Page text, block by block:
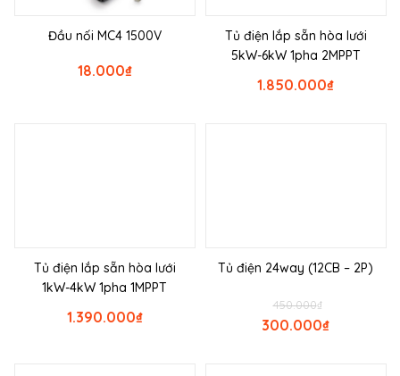
Đầu nối MC4 1500V
₫
18.000
Tủ điện lắp sẵn hòa lưới
5kW-6kW 1pha 2MPPT
₫
1.850.000
Tủ điện lắp sẵn hòa lưới
1kW-4kW 1pha 1MPPT
₫
1.390.000
Tủ điện 24way (12CB – 2P)
₫
450.000
₫
300.000